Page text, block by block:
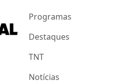
Programas
Destaques
TNT
Notícias